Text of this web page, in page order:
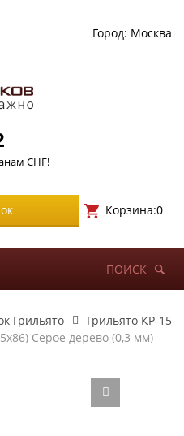
Город: Москва
СНГ!
Корзина:0
ПОИСК
Грильято
Грильято КР-15
Серое дерево (0,3 мм)